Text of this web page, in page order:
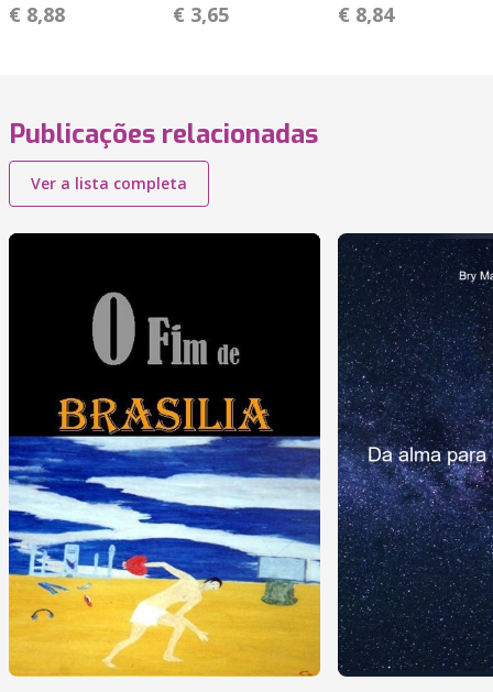
€ 8,88 € 3,65 € 8,84
Publicações relacionadas
Ver a lista completa